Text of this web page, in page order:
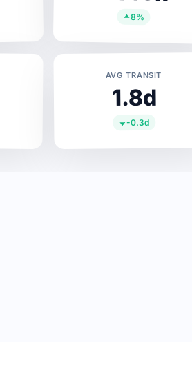
8%
AVG TRANSIT
1.8d
-0.3d